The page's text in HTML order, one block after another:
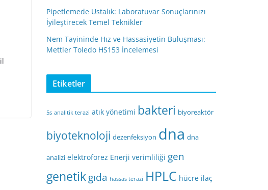
Pipetlemede Ustalık: Laboratuvar Sonuçlarınızı
İyileştirecek Temel Teknikler
Nem Tayininde Hız ve Hassasiyetin Buluşması:
Mettler Toledo HS153 İncelemesi
Etiketler
5s analitik terazi atık yönetimi bakteri biyoreaktör
biyoteknoloji dezenfeksiyon dna dna
analizi elektroforez Enerji verimliliği gen
genetikgıda hassas terazi HPLC hücre ilaç